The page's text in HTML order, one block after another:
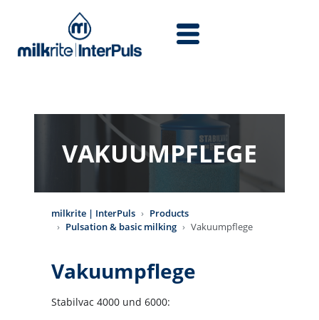
VAKUUMPFLEGE
milkrite | InterPuls
Products
Pulsation & basic milking
Vakuumpflege
Vakuumpflege
Stabilvac 4000 und 6000: